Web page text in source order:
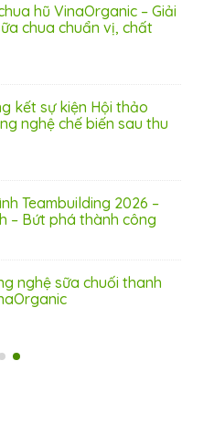
hũ VinaOrganic – Giải
chua chuẩn vị, chất
kết sự kiện Hội thảo
nghệ chế biến sau thu
Teambuilding 2026 –
– Bứt phá thành công
nghệ sữa chuối thanh